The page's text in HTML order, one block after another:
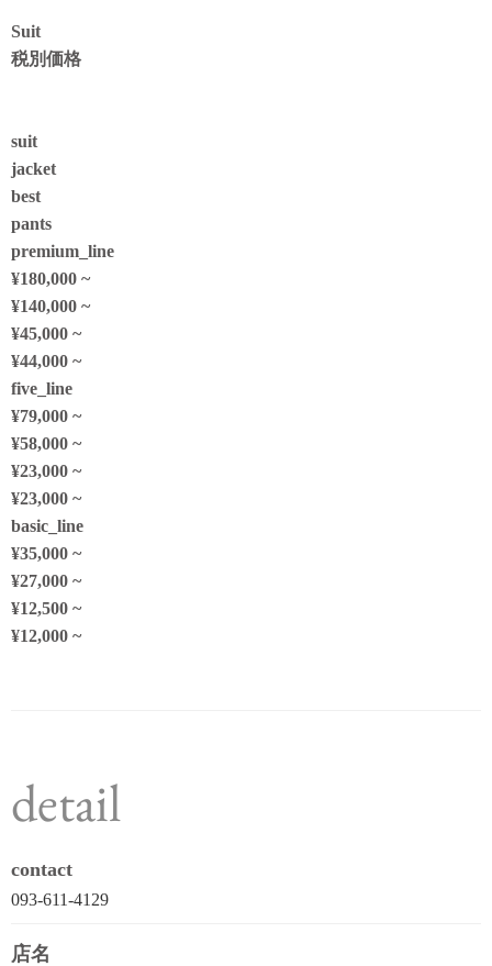
Suit
税別価格
suit
jacket
best
pants
premium_line
¥180,000 ~
¥140,000 ~
¥45,000 ~
¥44,000 ~
five_line
¥79,000 ~
¥58,000 ~
¥23,000 ~
¥23,000 ~
basic_line
¥35,000 ~
¥27,000 ~
¥12,500 ~
¥12,000 ~
detail
contact
093-611-4129
店名